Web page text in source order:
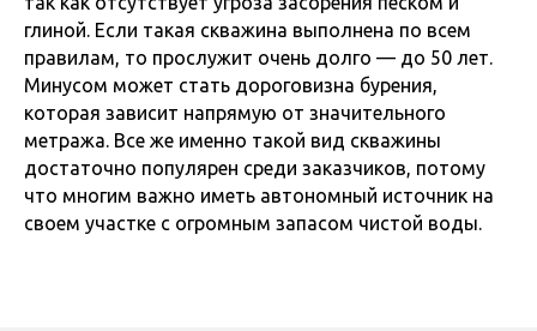
глиной. Если такая скважина выполнена по всем
правилам, то прослужит очень долго — до 50 лет.
Минусом может стать дороговизна бурения,
которая зависит напрямую от значительного
метража. Все же именно такой вид скважины
достаточно популярен среди заказчиков, потому
что многим важно иметь автономный источник на
своем участке с огромным запасом чистой воды.